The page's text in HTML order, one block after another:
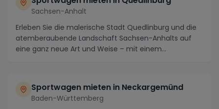
Sachsen-Anhalt
Erleben Sie die malerische Stadt Quedlinburg und die
atemberaubende Landschaft Sachsen-Anhalts auf
eine ganz neue Art und Weise – mit einem
Sportwagen mieten in Neckargemünd
Baden-Württemberg